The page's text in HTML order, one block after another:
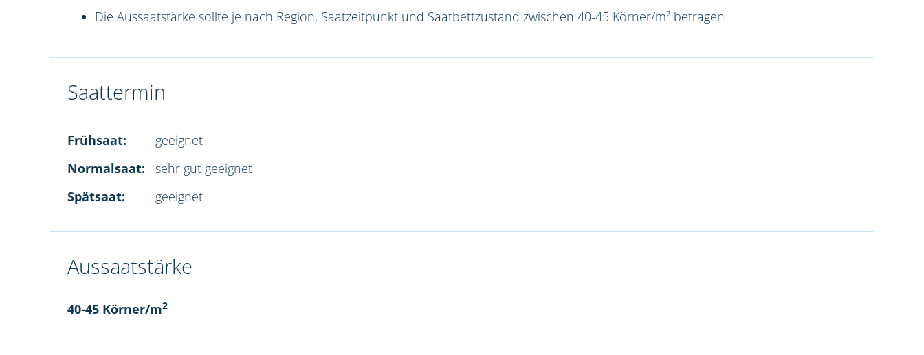
Die Aussaatstärke sollte je nach Region, Saatzeitpunkt und Saatbettzustand zwischen 40-45 Körner/m² betragen
Saattermin
Frühsaat:
geeignet
Normalsaat:
sehr gut geeignet
Spätsaat:
geeignet
Aussaatstärke
40-45 Körner/m2